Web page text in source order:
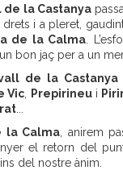
de la Castanya
i a pleret,
de la Calma .
bon jaç per a un
de la Castanya
Vic Prepirineui
...
la Calma , anirem
el retorn del
del nostre ànim.